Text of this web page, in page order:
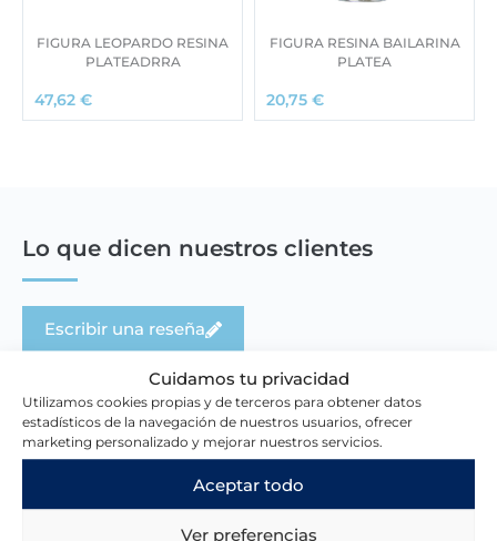
Cuidamos tu privacidad
Utilizamos cookies propias y de terceros para obtener datos
estadísticos de la navegación de nuestros usuarios, ofrecer
marketing personalizado y mejorar nuestros servicios.
Aceptar todo
Ver preferencias
FIGURA LEOPARDO RESINA
PLATEADRRA
47,62 €
FIGURA RESINA BAILARINA
PLATEA
20,75 €
Lo que dicen nuestros clientes
Escribir una reseña
Novedades en la tienda